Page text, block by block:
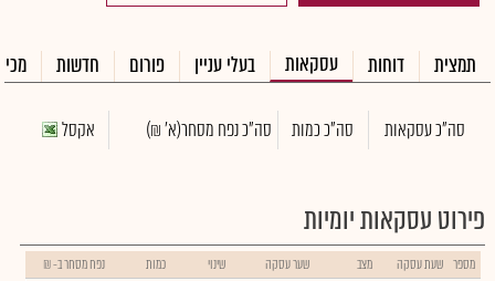
תמצית דוחות עסקאות בעלי עניין פורום חדשות
סה"כ עסקאות סה"כ כמות סה"כ נפח מסחר(א' ₪) אקסל
פירוט עסקאות יומיות
מספר שעת עסקה מצב שער עסקה שינוי כמות נפח מסחר ב- ₪